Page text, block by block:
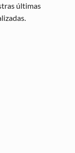
últimas